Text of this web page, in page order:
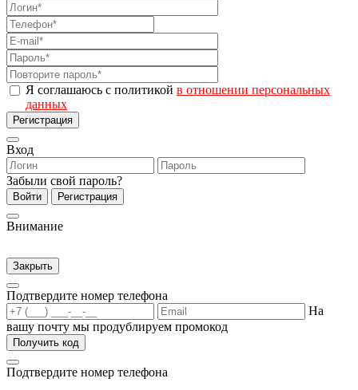
Я соглашаюсь с политикой в отношении персональных
данных
Регистрация
Вход
Забыли свой пароль?
Войти Регистрация
Внимание
Закрыть
Подтвердите номер телефона
На
вашу почту мы продублируем промокод
Получить код
Подтвердите номер телефона